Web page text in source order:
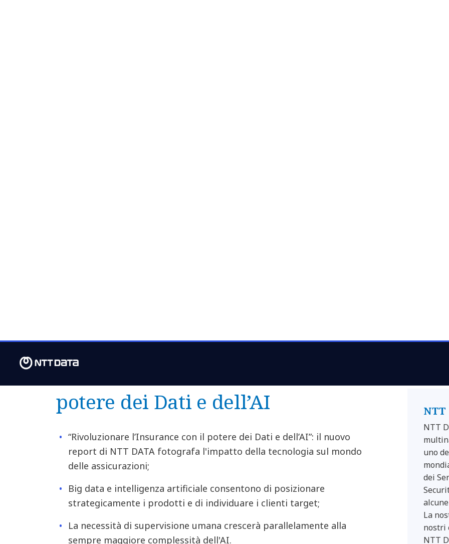
potere dei Dati e dell’AI
“Rivoluzionare l’Insurance con il potere dei Dati e dell’AI”: il nuovo
report di NTT DATA fotografa l'impatto della tecnologia sul mondo
delle assicurazioni;
Big data e intelligenza artificiale consentono di posizionare
strategicamente i prodotti e di individuare i clienti target;
La necessità di supervisione umana crescerà parallelamente alla
sempre maggiore complessità dell'AI.
NTT
uno
dei
La
nostri
NTT